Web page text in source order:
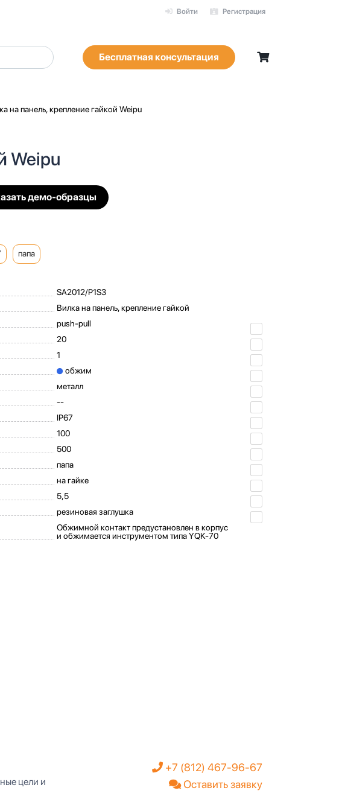
Войти Регистрация
Бесплатная консультация
на панель, крепление гайкой Weipu
Weipu
демо-образцы
папа
SA2012/P1S3
Вилка на панель, крепление гайкой
push-pull
20
1
обжим
металл
--
IP67
100
500
папа
на гайке
5,5
резиновая заглушка
Обжимной контакт предустановлен в корпус
и обжимается инструментом типа YQK-70
цели и
+7 (812) 467-96-67
Оставить заявку